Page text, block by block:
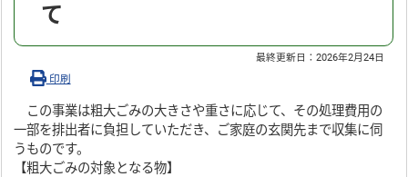
て
最終更新日：2026年2月24日
印刷
この事業は粗大ごみの大きさや重さに応じて、その処理費用の
一部を排出者に負担していただき、ご家庭の玄関先まで収集に伺
うものです。
【粗大ごみの対象となる物】